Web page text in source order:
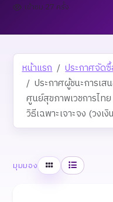
เข้าชม 27 ครั้ง
หน้าแรก
ประกาศจัด
ประกาศผู้ชนะการเส
ศูนย์สุขภาพเวชการไท
วิธีเฉพาะเจาะจง (วงเ
มุมมอง ตารางรายการ